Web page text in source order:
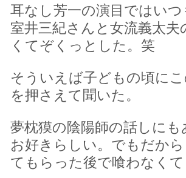
耳なし芳一の演目ではい
室井三紀さんと女流義太
くてぞくっとした。笑
そういえば子どもの頃に
を押さえて聞いた。
夢枕獏の陰陽師の話しに
お好きらしい。でもだか
てもらった後で喰わなく